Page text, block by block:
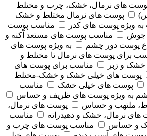
های نرمال، خشک، چرب و مختلط
پوست های نرمال مختلط و خشک
ویژه پوست های کدر
مناسب پوست
جوش
مناسب پوست های مستعد آکنه و
پوست دور چشم
به ویژه پوست های
برای پوست های نرمال تا مختلط و
و زبر
مناسب برای پوست های
پوست های خیلی خشک و خشک-مختلط
پوست های خیلی خشک
مناسب
به ویژه پوست های ظریف و حساس
ملتهب و حساس
پوست های نرمال،
های نرمال، خشک و دهیدراته
مناسب
و حساس
مناسب پوست های چرب و